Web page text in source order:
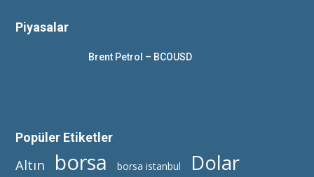
Piyasalar
Brent Petrol – BCOUSD
Popüler Etiketler
Altın borsa borsa istanbul Dolar